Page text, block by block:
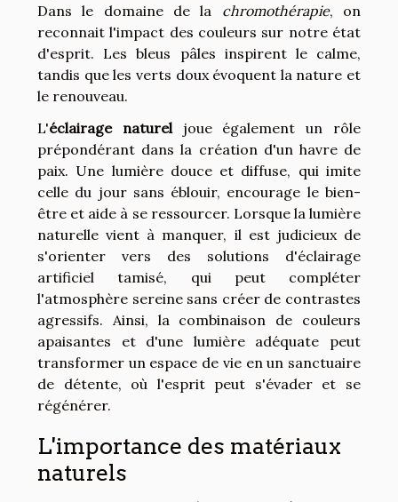
Dans le domaine de la chromothérapie, on
reconnait l'impact des couleurs sur notre état
d'esprit. Les bleus pâles inspirent le calme,
tandis que les verts doux évoquent la nature et
le renouveau.
L'éclairage natureljoue également un rôle
prépondérant dans la création d'un havre de
paix. Une lumière douce et diffuse, qui imite
celle du jour sans éblouir, encourage le bien-
être et aide à se ressourcer. Lorsque la lumière
naturelle vient à manquer, il est judicieux de
s'orienter vers des solutions d'éclairage
artificiel tamisé, qui peut compléter
l'atmosphère sereine sans créer de contrastes
agressifs. Ainsi, la combinaison de couleurs
apaisantes et d'une lumière adéquate peut
transformer un espace de vie en un sanctuaire
de détente, où l'esprit peut s'évader et se
régénérer.
L'importance des matériaux
naturels